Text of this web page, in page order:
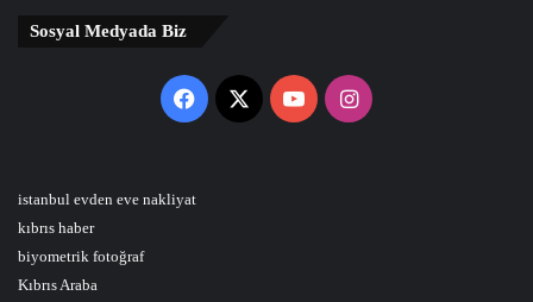
Sosyal Medyada Biz
Facebook
X YouTubeInstagram
istanbul evden eve nakliyat
kıbrıs haber
biyometrik fotoğraf
Kıbrıs Araba